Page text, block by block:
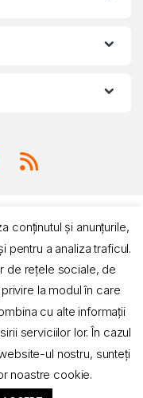
conținutul și anunțurile,
pentru a analiza traficul.
de rețele sociale, de
la modul în care
cu alte informații
serviciilor lor. În cazul
ul nostru, sunteți
noastre cookie.